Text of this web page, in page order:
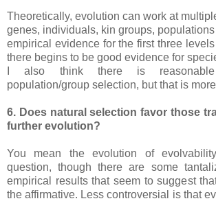
Theoretically, evolution can work at
genes, individuals, kin groups,
empirical evidence for the first three
there begins to be good evidence for
I also think there is
population/group selection, but that is
6. Does natural selection favor those
further evolution?
You mean the evolution of
question, though there are some
empirical results that seem to suggest
the affirmative. Less controversial is that